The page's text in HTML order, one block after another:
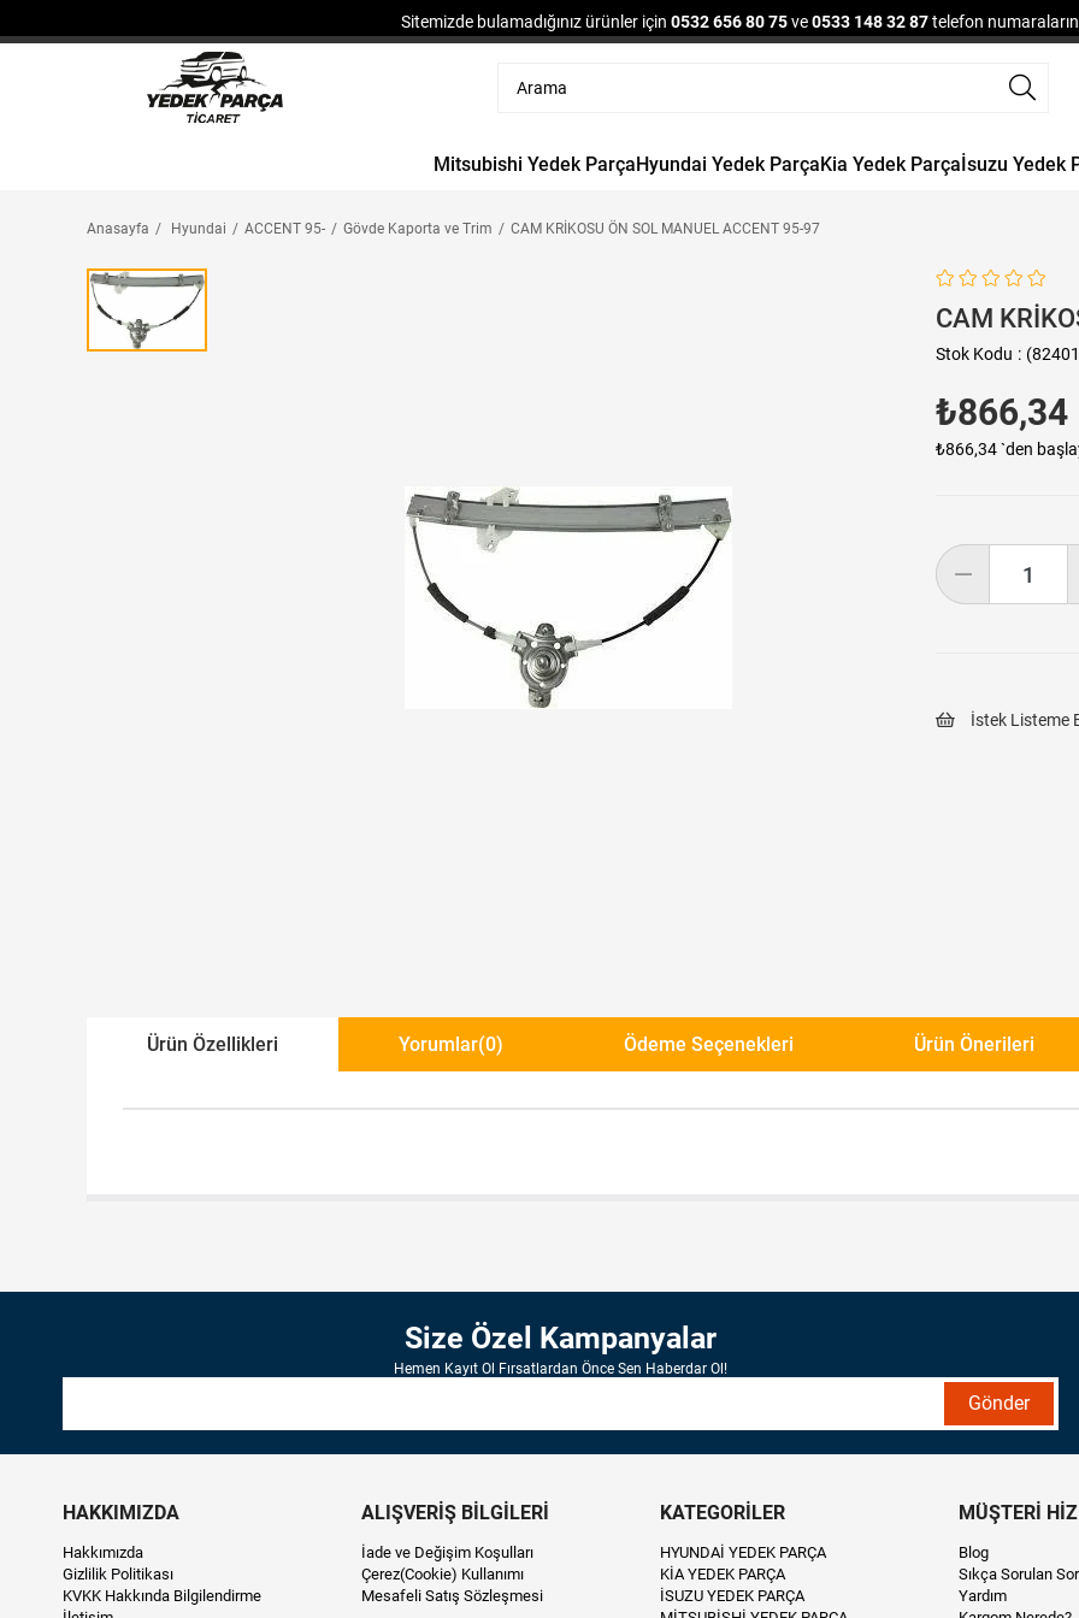
Sitemizde bulamadığınız ürünler için 0532 656 80 75ve0533 148 32 87telefon
Mitsubishi Yedek ParçaHyundai Yedek ParçaKia Yedek Parçaİsuzu Yedek
Anasayfa Hyundai ACCENT 95- Gövde Kaporta ve Trim CAM KRİKOSU ÖN SOL MANUEL ACCENT 95-97
CAM
Stok Kodu
₺866,34
₺866,34`den
İstek Listeme
Ürün Özellikleri Yorumlar(0) Ödeme Seçenekleri Ürün Önerileri
Size Özel Kampanyalar
Hemen Kayıt Ol Fırsatlardan Önce Sen Haberdar Ol!
Gönder
HAKKIMIZDA
Hakkımızda
Gizlilik Politikası
KVKK Hakkında Bilgilendirme
ALIŞVERİŞ BİLGİLERİ
İade ve Değişim Koşulları
Çerez(Cookie) Kullanımı
Mesafeli Satış Sözleşmesi
KATEGORİLER
HYUNDAİ YEDEK PARÇA
KİA YEDEK PARÇA
İSUZU YEDEK PARÇA
MÜŞTERİ
Blog
Sıkça Sorulan
Yardım